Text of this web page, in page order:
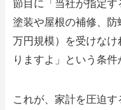
節目に「当社が指定
塗装や屋根の補修、
万円規模）を受けな
りますよ」という条件
これが、家計を圧迫